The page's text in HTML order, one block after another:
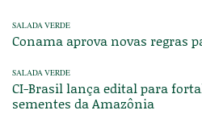
SALADA VERDE
Conama aprova novas regras
SALADA VERDE
CI-Brasil lança edital para
sementes da Amazônia